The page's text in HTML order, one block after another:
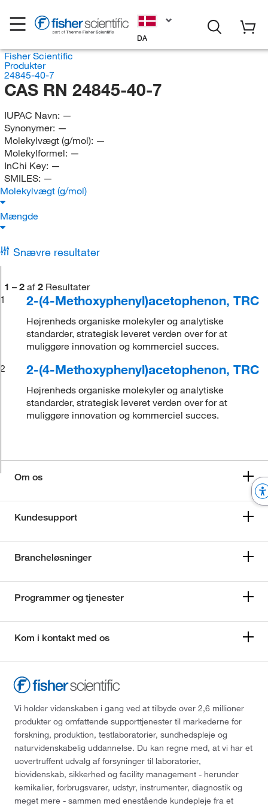
DA
Fisher Scientific
Produkter
24845-40-7
CAS RN 24845-40-7
IUPAC Navn: —
Synonymer: —
Molekylvægt (g/mol): —
Molekylformel: —
InChi Key: —
SMILES: —
Molekylvægt (g/mol)
Mængde
Snævre resultater
1 – 2 af 2 Resultater
1
2-(4-Methoxyphenyl)acetophenon, TRC
Højrenheds organiske molekyler og analytiske
standarder, strategisk leveret verden over for at
muliggøre innovation og kommerciel succes.
2
2-(4-Methoxyphenyl)acetophenon, TRC
Højrenheds organiske molekyler og analytiske
standarder, strategisk leveret verden over for at
muliggøre innovation og kommerciel succes.
Om os
Kundesupport
Brancheløsninger
Programmer og tjenester
Kom i kontakt med os
Vi holder videnskaben i gang ved at tilbyde over 2,6 millioner
produkter og omfattende supporttjenester til markederne for
forskning, produktion, testlaboratorier, sundhedspleje og
naturvidenskabelig uddannelse. Du kan regne med, at vi har et
uovertruffent udvalg af forsyninger til laboratorier,
biovidenskab, sikkerhed og facility management - herunder
kemikalier, forbrugsvarer, udstyr, instrumenter, diagnostik og
meget mere - sammen med enestående kundepleje fra et